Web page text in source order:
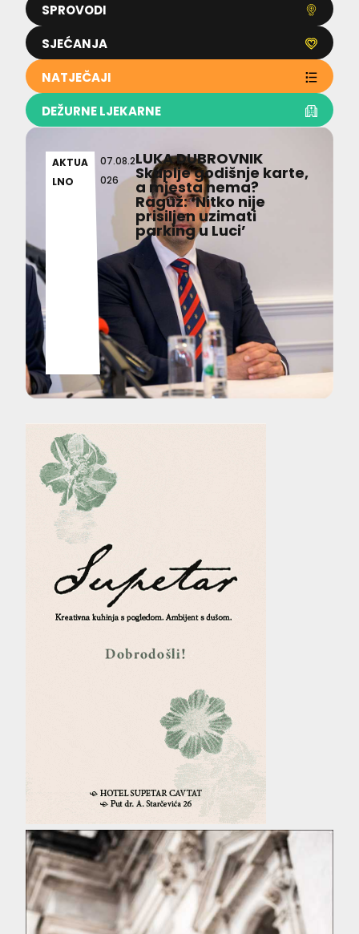
SPROVODI
SJEĆANJA
NATJEČAJI
DEŽURNE LJEKARNE
AKTUA
LNO
07.08.2
026
LUKA DUBROVNIK
Skuplje godišnje karte,
a mjesta nema?
Raguž: ‘Nitko nije
prisiljen uzimati
parking u Luci’